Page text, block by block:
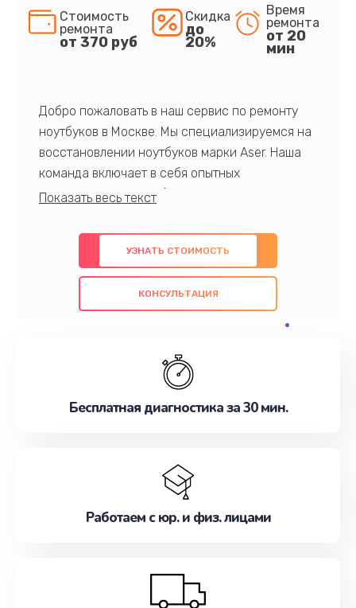
Стоимость
ремонта
от 370 руб
Скидка
до
20%
Время
ремонта
от 20
мин
Добро пожаловать в наш сервис по ремонту
ноутбуков в Москве. Мы специализируемся на
восстановлении ноутбуков марки Aser. Наша
команда включает в себя опытных
профессионалов с обширными знаниями и
предлагаем быстрый и качественный ремонт с
использованием оригинальных компонентов, а
также гарантируем качество всех
проведенных работ. Наша цель - предоставить
наилучшим образом. Не медлите записаться на
УЗНАТЬ СТОИМОСТЬ
КОНСУЛЬТАЦИЯ
Бесплатная диагностика за 30 мин.
Работаем с юр. и физ. лицами